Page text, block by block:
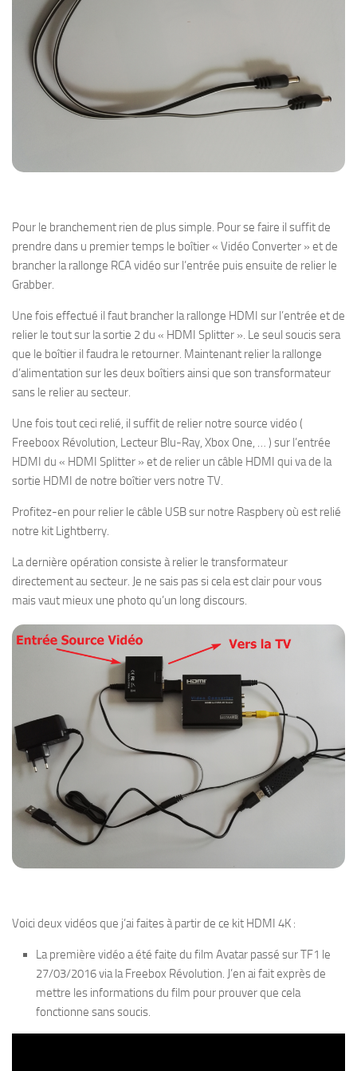
Pour le branchement rien de plus simple. Pour se faire il suffit de
prendre dans u premier temps le boîtier « Vidéo Converter » et de
brancher la rallonge RCA vidéo sur l’entrée puis ensuite de relier le
Grabber.
Une fois effectué il faut brancher la rallonge HDMI sur l’entrée et de
relier le tout sur la sortie 2 du « HDMI Splitter ». Le seul soucis sera
que le boîtier il faudra le retourner. Maintenant relier la rallonge
d’alimentation sur les deux boîtiers ainsi que son transformateur
sans le relier au secteur.
Une fois tout ceci relié, il suffit de relier notre source vidéo (
Freeboox Révolution, Lecteur Blu-Ray, Xbox One, … ) sur l’entrée
HDMI du « HDMI Splitter » et de relier un câble HDMI qui va de la
sortie HDMI de notre boîtier vers notre TV.
Profitez-en pour relier le câble USB sur notre Raspbery où est relié
notre kit Lightberry.
La dernière opération consiste à relier le transformateur
directement au secteur. Je ne sais pas si cela est clair pour vous
mais vaut mieux une photo qu’un long discours.
Voici deux vidéos que j’ai faites à partir de ce kit HDMI 4K :
La première vidéo a été faite du film Avatar passé sur TF1 le
27/03/2016 via la Freebox Révolution. J’en ai fait exprès de
mettre les informations du film pour prouver que cela
fonctionne sans soucis.